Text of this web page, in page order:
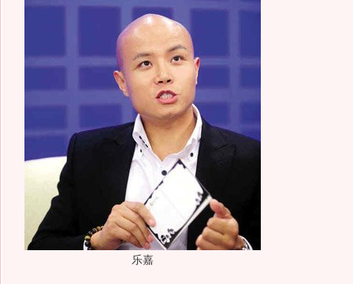
乐嘉